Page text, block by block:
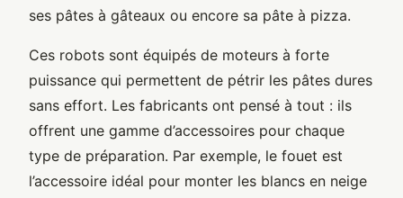
ses pâtes à gâteaux ou encore sa pâte à pizza.
Ces robots sont équipés de moteurs à forte
puissance qui permettent de pétrir les pâtes dures
sans effort. Les fabricants ont pensé à tout : ils
offrent une gamme d’accessoires pour chaque
type de préparation. Par exemple, le fouet est
l’accessoire idéal pour monter les blancs en neige